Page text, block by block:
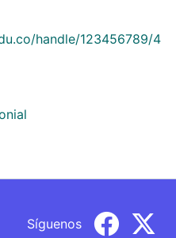
handle/123456789/4
Síguenos